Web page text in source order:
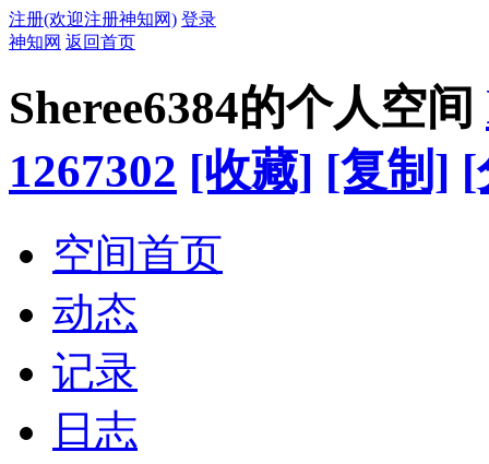
注册(欢迎注册神知网) 登录
神知网 返回首页
Sheree6384的个人空间
1267302 [收藏] [复制] [
空间首页
动态
记录
日志